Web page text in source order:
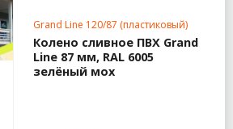
Grand Line 120/87 (пластиковый)
Колено сливное ПВХ Grand
Line 87 мм, RAL 6005
зелёный мох